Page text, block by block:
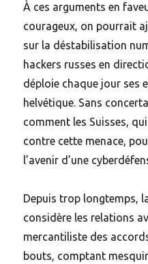
À ces arguments en
courageux, on pourrait
sur la déstabilisation
hackers russes en
déploie chaque jour ses
helvétique. Sans
comment les Suisses,
contre cette menace,
l’avenir d’une
Depuis trop longtemps,
considère les relations
mercantiliste des
bouts, comptant